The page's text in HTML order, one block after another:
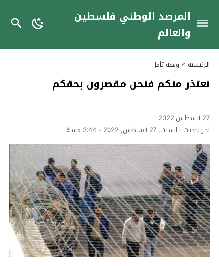
المرصد الوطني فلسطين
والعالم
الرئيسية » وقفة تأمل
نعتذر منكم فنحن مقصرون بحقكم
27 أغسطس 2022
آخر تحديث : السبت, 27 أغسطس, 2022 - 3:44 مساءً